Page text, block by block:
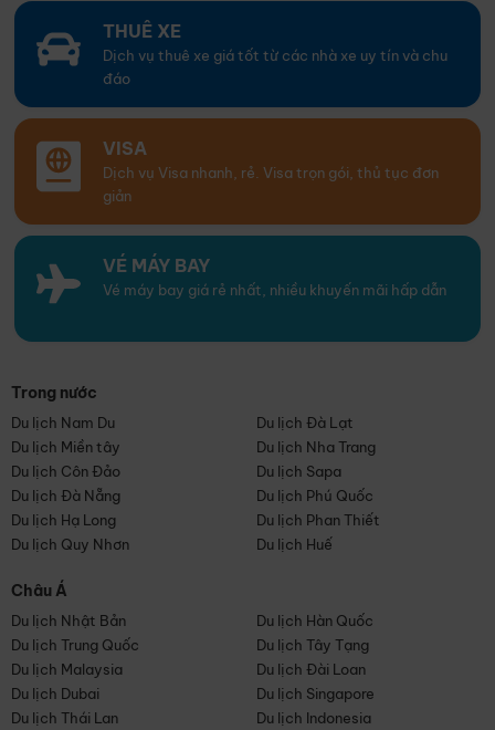
THUÊ XE
Dịch vụ thuê xe giá tốt từ các nhà xe uy tín và chu
đáo
VISA
Dịch vụ Visa nhanh, rẻ. Visa trọn gói, thủ tục đơn
giản
VÉ MÁY BAY
Vé máy bay giá rẻ nhất, nhiều khuyến mãi hấp dẫn
Trong nước
Du lịch Nam Du
Du lịch Đà Lạt
Du lịch Miền tây
Du lịch Nha Trang
Du lịch Côn Đảo
Du lịch Sapa
Du lịch Đà Nẵng
Du lịch Phú Quốc
Du lịch Hạ Long
Du lịch Phan Thiết
Du lịch Quy Nhơn
Du lịch Huế
Châu Á
Du lịch Nhật Bản
Du lịch Hàn Quốc
Du lịch Trung Quốc
Du lịch Tây Tạng
Du lịch Malaysia
Du lịch Đài Loan
Du lịch Dubai
Du lịch Singapore
Du lịch Thái Lan
Du lịch Indonesia